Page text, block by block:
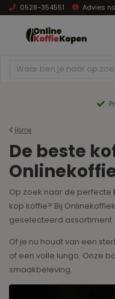
0528-354551 Advies
Home
De beste
Op zoek naar de perfecte
kop koffie? Bij
geselecteerd assortiment
Of je nu houdt van een
of een volle lungo. Onze
smaakbeleving.